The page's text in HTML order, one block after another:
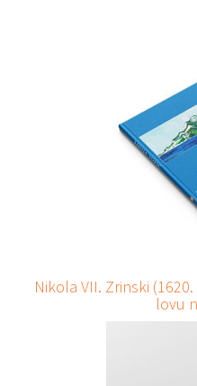
Nikola VII. Zrinski
lovu